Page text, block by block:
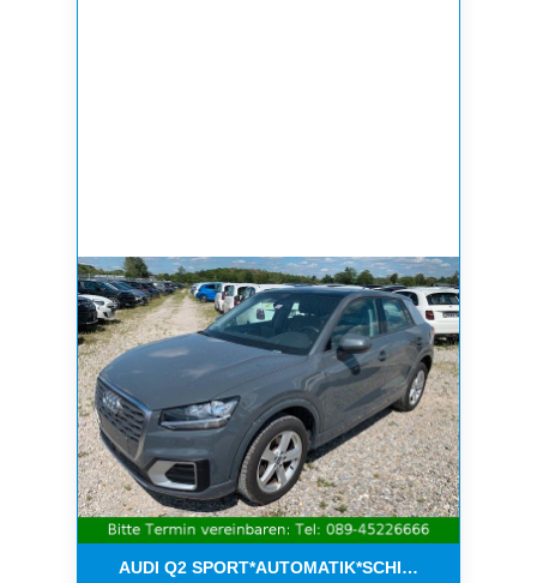
AUDI Q2 SPORT*AUTOMATIK*SCHIEBEDACH*8-